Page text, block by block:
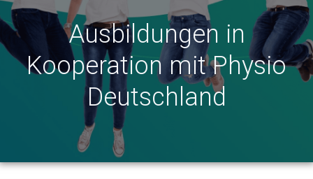
Ausbildungen in
Kooperation mit Physio
Deutschland